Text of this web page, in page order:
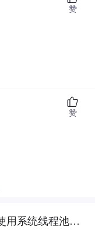
赞
赞
vc6轮询mysql,检查信息过期，使用系统线程池，可慢，